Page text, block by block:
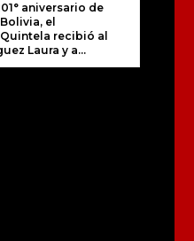
aniversario de
el
recibió al
Laura y a...